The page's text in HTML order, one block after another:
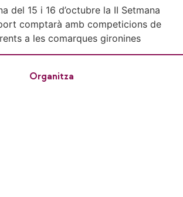
del 15 i 16 d’octubre la II Setmana
comptarà amb competicions de
a les comarques gironines
Organitza